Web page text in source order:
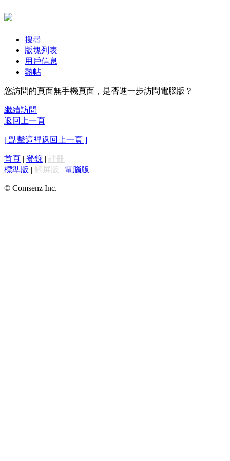
搜尋
版塊列表
用戶信息
熱帖
您訪問的頁面無手機頁面，是否進一步訪問電腦版？
繼續訪問
返回上一頁
[ 點擊這裡返回上一頁 ]
首頁 | 登錄 | 註冊
標準版 | 觸屏版 | 電腦版 |
© Comsenz Inc.